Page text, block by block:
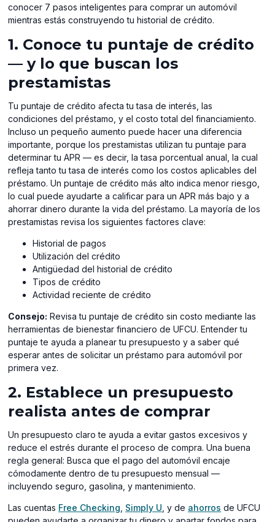
conocer 7 pasos inteligentes para comprar un automóvil
mientras estás construyendo tu historial de crédito.
1. Conoce tu puntaje de crédito
— y lo que buscan los
prestamistas
Tu puntaje de crédito afecta tu tasa de interés, las
condiciones del préstamo, y el costo total del financiamiento.
Incluso un pequeño aumento puede hacer una diferencia
importante, porque los prestamistas utilizan tu puntaje para
determinar tu APR — es decir, la tasa porcentual anual, la cual
refleja tanto tu tasa de interés como los costos aplicables del
préstamo. Un puntaje de crédito más alto indica menor riesgo,
lo cual puede ayudarte a calificar para un APR más bajo y a
ahorrar dinero durante la vida del préstamo. La mayoría de los
prestamistas revisa los siguientes factores clave:
Historial de pagos
Utilización del crédito
Antigüedad del historial de crédito
Tipos de crédito
Actividad reciente de crédito
Consejo: Revisa tu puntaje de crédito sin costo mediante las
herramientas de bienestar financiero de UFCU. Entender tu
puntaje te ayuda a planear tu presupuesto y a saber qué
esperar antes de solicitar un préstamo para automóvil por
primera vez.
2. Establece un presupuesto
realista antes de comprar
Un presupuesto claro te ayuda a evitar gastos excesivos y
reduce el estrés durante el proceso de compra. Una buena
regla general: Busca que el pago del automóvil encaje
cómodamente dentro de tu presupuesto mensual —
incluyendo seguro, gasolina, y mantenimiento.
Las cuentas Free Checking Simply U , y de ahorros de UFCU